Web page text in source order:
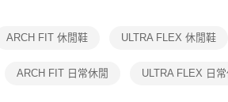
ARCH FIT 休閒鞋 ULTRA FLEX 休閒鞋
ARCH FIT 日常休閒 ULTRA FLEX 日常